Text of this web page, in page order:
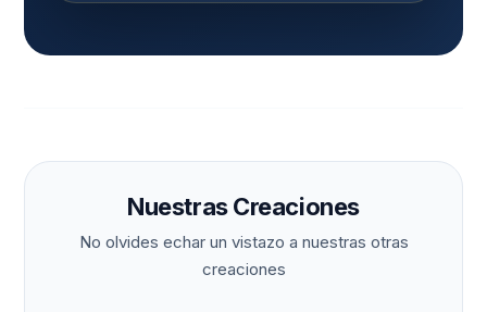
Nuestras Creaciones
No olvides echar un vistazo a nuestras otras
creaciones